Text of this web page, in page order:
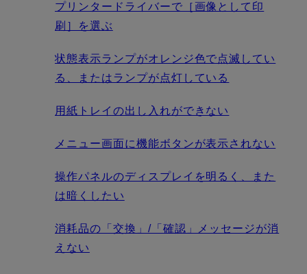
プリンタードライバーで［画像として印
刷］を選ぶ
状態表示ランプがオレンジ色で点滅してい
る、またはランプが点灯している
用紙トレイの出し入れができない
メニュー画面に機能ボタンが表示されない
操作パネルのディスプレイを明るく、また
は暗くしたい
消耗品の「交換」/「確認」メッセージが消
えない